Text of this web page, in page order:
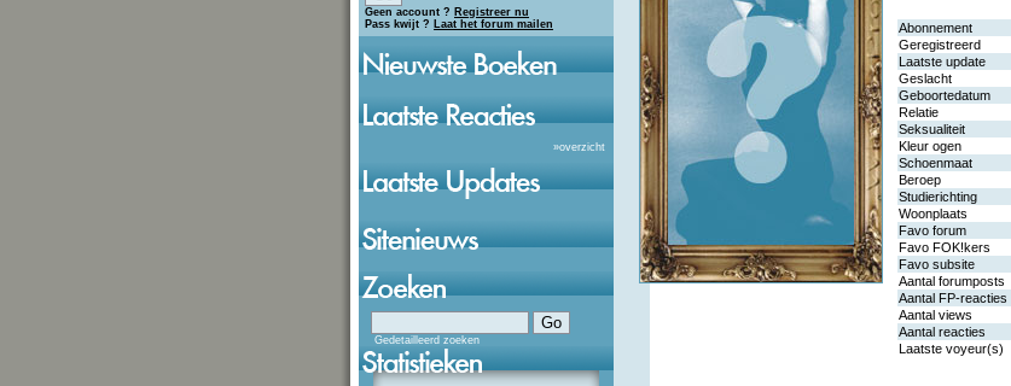
Geen account ? Registreer nu
Pass kwijt ? Laat het forum mailen
»overzicht
Gedetailleerd zoeken
Abonnement
Geregistreerd
Laatste update
Geslacht
Geboortedatum
Relatie
Seksualiteit
Kleur ogen
Schoenmaat
Beroep
Studierichting
Woonplaats
Favo forum
Favo FOK!kers
Favo subsite
Aantal forumposts
Aantal FP-reacties
Aantal views
Aantal reacties
Laatste voyeur(s)